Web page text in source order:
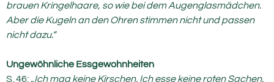
brauen Kringelhaare, so wie bei dem Augenglasmädchen.
Aber die Kugeln an den Ohren stimmen nicht und passen
nicht dazu.“
Ungewöhnliche Essgewohnheiten
S. 46: „Ich mag keine Kirschen. Ich esse keine roten Sachen.